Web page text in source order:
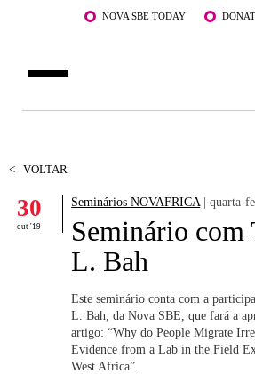
Saltar para o conteúdo principalNOVA SBE TODAY
DOCENTES E INVESTIGAÇÃO
COMUNIDADE
WHAT'S HAPPENING
< VOLTAR
30
out '19
Seminários NOVAFRICA| quarta-
Seminário com
L. Bah
Este seminário conta com a
L. Bah, da Nova SBE, que fará a
artigo: “Why do People Migrate
Evidence from a Lab in the Field
West Africa”.